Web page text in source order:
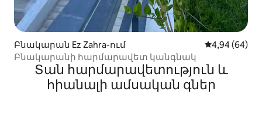
Բնակարան Ez Zahra-ում Միջին
4,94 (64)
Բնակարանի հարմարավետ կանգնակ
Տան հարմարավետություն և
հիանալի ամսական գներ